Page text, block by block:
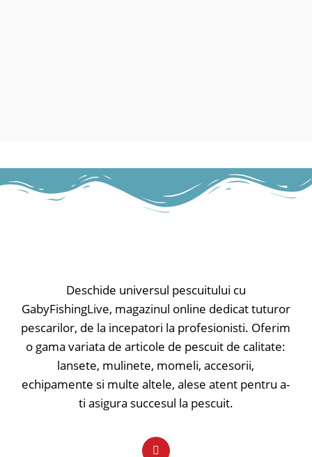
Deschide universul pescuitului cu
GabyFishingLive, magazinul online dedicat tuturor
pescarilor, de la incepatori la profesionisti. Oferim
o gama variata de articole de pescuit de calitate:
lansete, mulinete, momeli, accesorii,
echipamente si multe altele, alese atent pentru a-
ti asigura succesul la pescuit.